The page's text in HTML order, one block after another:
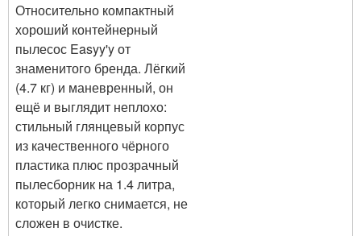
Относительно компактный
хороший контейнерный
пылесос Easyy'y от
знаменитого бренда. Лёгкий
(4.7 кг) и маневренный, он
ещё и выглядит неплохо:
стильный глянцевый корпус
из качественного чёрного
пластика плюс прозрачный
пылесборник на 1.4 литра,
который легко снимается, не
сложен в очистке.